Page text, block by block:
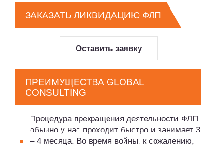
ЗАКАЗАТЬ ЛИКВИДАЦИЮ ФЛП
Оставить заявку
ПРЕИМУЩЕСТВА GLOBAL
CONSULTING
Процедура прекращения деятельности ФЛП
обычно у нас проходит быстро и занимает 3
– 4 месяца. Во время войны, к сожалению,